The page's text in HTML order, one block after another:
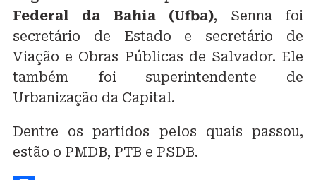
Federal da Bahia (Ufba), Senna foi
secretário de Estado e secretário de
Viação e Obras Públicas de Salvador. Ele
também foi superintendente de
Urbanização da Capital.
Dentre os partidos pelos quais passou,
estão o PMDB, PTB e PSDB.